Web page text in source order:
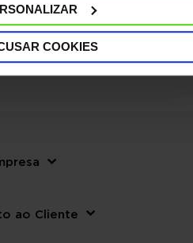
COOKIES
ÚTEIS
ao Cliente